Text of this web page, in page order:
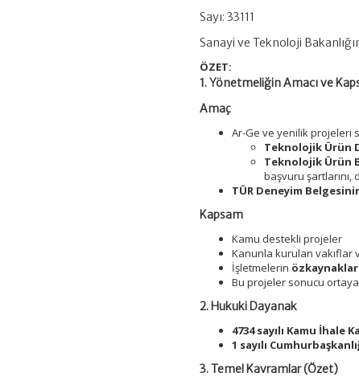
Sayı: 33111
Sanayi ve Teknoloji
ÖZET:
1. Yönetmeliğin Amacı ve
Amaç
Ar-Ge ve yenilik projeleri
Teknolojik Ürün
Teknolojik Ürün
başvuru
TÜR Deneyim
Kapsam
Kamu destekli projeler
Kanunla kurulan
İşletmelerin
Bu projeler sonucu ortaya
2. Hukuki Dayanak
4734 sayılı Kamu İhale
1 sayılı
3. Temel Kavramlar (Özet)